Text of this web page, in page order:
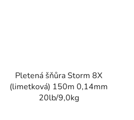
Pletená šňůra Storm 8X
(limetková) 150m 0,14mm
20lb/9,0kg